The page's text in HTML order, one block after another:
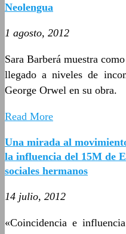
Neolengua
1 agosto, 2012
Sara Barberá muestra
llegado a niveles de
George Orwel en su obra.
Read More
Una mirada al
la influencia del 15M de
sociales hermanos
14 julio, 2012
«Coincidencia e